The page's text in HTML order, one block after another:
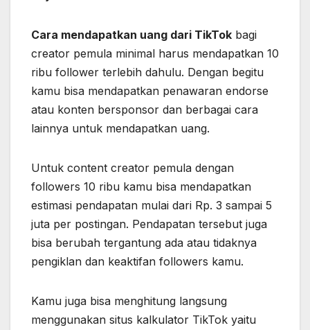
Cara mendapatkan uang dari TikTok bagi
creator pemula minimal harus mendapatkan 10
ribu follower terlebih dahulu. Dengan begitu
kamu bisa mendapatkan penawaran endorse
atau konten bersponsor dan berbagai cara
lainnya untuk mendapatkan uang.
Untuk content creator pemula dengan
followers 10 ribu kamu bisa mendapatkan
estimasi pendapatan mulai dari Rp. 3 sampai 5
juta per postingan. Pendapatan tersebut juga
bisa berubah tergantung ada atau tidaknya
pengiklan dan keaktifan followers kamu.
Kamu juga bisa menghitung langsung
menggunakan situs kalkulator TikTok yaitu